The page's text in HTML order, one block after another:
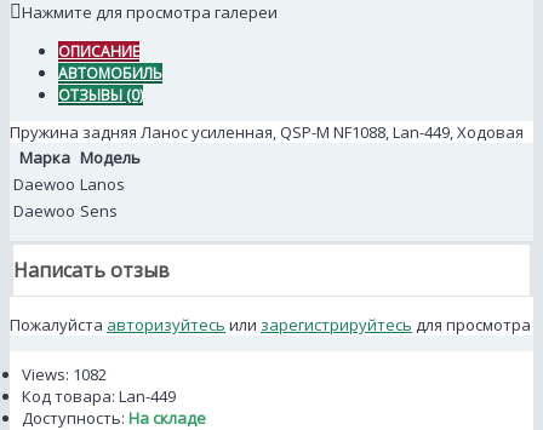
Нажмите для просмотра галереи
ОПИСАНИЕ
АВТОМОБИЛЬ
ОТЗЫВЫ (0)
Пружина задняя Ланос усиленная, QSP-M NF1088, Lan-449, Ходовая
Марка Модель
Daewoo Lanos
Daewoo Sens
Написать отзыв
Пожалуйста авторизуйтесь или зарегистрируйтесь для просмотра
Views: 1082
Код товара: Lan-449
Доступность: На складе